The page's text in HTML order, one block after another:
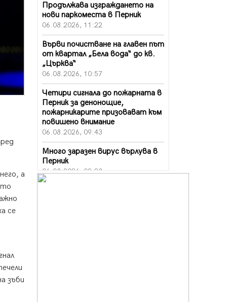
а
се
зъби
Продължава изграждането на
нови паркоместа в Перник
06.08.2026, 11:22
Върви почистване на главен път
от квартал „Бела вода“ до кв.
„Църква“
06.08.2026, 10:57
Четири сигнала до пожарната в
Перник за денонощие,
пожарникарите призовават към
повишено внимание
06.08.2026, 09:43
Много заразен вирус върлува в
Перник
06.08.2026, 09:28